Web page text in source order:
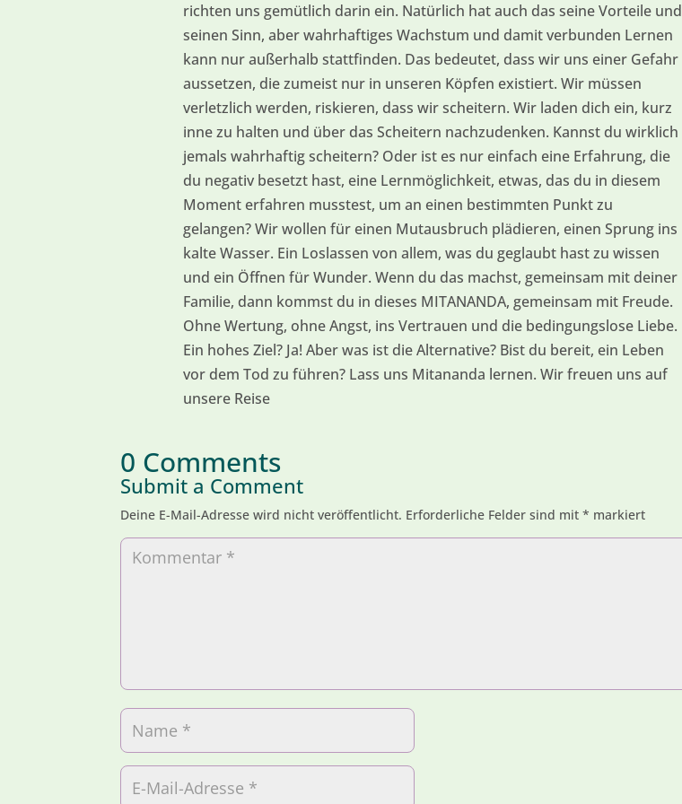
richten uns gemütlich darin ein. Natürlich hat auch das seine Vorteile und
seinen Sinn, aber wahrhaftiges Wachstum und damit verbunden Lernen
kann nur außerhalb stattfinden. Das bedeutet, dass wir uns einer Gefahr
aussetzen, die zumeist nur in unseren Köpfen existiert. Wir müssen
verletzlich werden, riskieren, dass wir scheitern. Wir laden dich ein, kurz
inne zu halten und über das Scheitern nachzudenken. Kannst du wirklich
jemals wahrhaftig scheitern? Oder ist es nur einfach eine Erfahrung, die
du negativ besetzt hast, eine Lernmöglichkeit, etwas, das du in diesem
Moment erfahren musstest, um an einen bestimmten Punkt zu
gelangen? Wir wollen für einen Mutausbruch plädieren, einen Sprung ins
kalte Wasser. Ein Loslassen von allem, was du geglaubt hast zu wissen
und ein Öffnen für Wunder. Wenn du das machst, gemeinsam mit deiner
Familie, dann kommst du in dieses MITANANDA, gemeinsam mit Freude.
Ohne Wertung, ohne Angst, ins Vertrauen und die bedingungslose Liebe.
Ein hohes Ziel? Ja! Aber was ist die Alternative? Bist du bereit, ein Leben
vor dem Tod zu führen? Lass uns Mitananda lernen. Wir freuen uns auf
unsere Reise
0 Comments
Submit a Comment
Deine E-Mail-Adresse wird nicht veröffentlicht. Erforderliche Felder sind mit* markiert